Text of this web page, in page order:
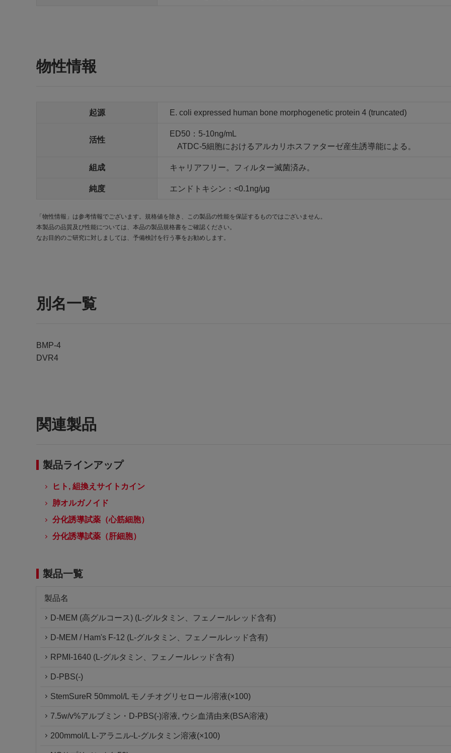
物性情報
起源 E. coli expressed human bone morphogenetic protein 4 (truncated)
活性
ED50：5-10ng/mL
ATDC-5細胞におけるアルカリホスファターゼ産生誘導能による。
組成 キャリアフリー。フィルター滅菌済み。
純度 エンドトキシン：<0.1ng/μg
「物性情報」は参考情報でございます。規格値を除き、この製品の性能を保証するものではございません。
本製品の品質及び性能については、本品の製品規格書をご確認ください。
なお目的のご研究に対しましては、予備検討を行う事をお勧めします。
別名一覧
BMP-4
DVR4
関連製品
製品ラインアップ
ヒト, 組換えサイトカイン
肺オルガノイド
分化誘導試薬（心筋細胞）
分化誘導試薬（肝細胞）
製品一覧
製品名
D-MEM (高グルコース) (L-グルタミン、フェノールレッド含有)
D-MEM / Ham's F-12 (L-グルタミン、フェノールレッド含有)
RPMI-1640 (L-グルタミン、フェノールレッド含有)
D-PBS(-)
StemSureR 50mmol/L モノチオグリセロール溶液(×100)
7.5w/v%アルブミン・D-PBS(-)溶液, ウシ血清由来(BSA溶液)
200mmol/L L-アラニル-L-グルタミン溶液(×100)